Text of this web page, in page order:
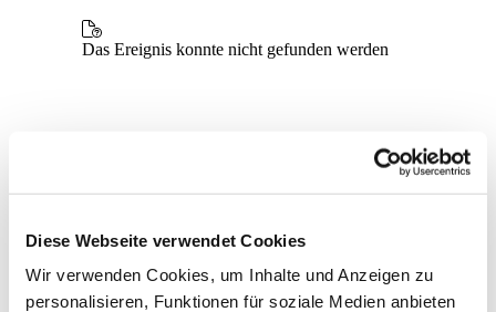
Diese Webseite verwendet Cookies
Wir verwenden Cookies, um Inhalte und Anzeigen zu
personalisieren, Funktionen für soziale Medien anbieten